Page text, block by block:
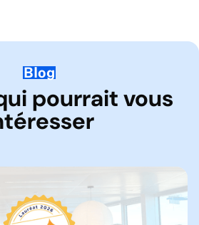
Blog
pourrait vous